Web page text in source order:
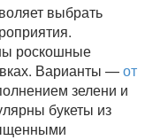
выбрать
роскошные
Варианты —от
зелени и
букеты из